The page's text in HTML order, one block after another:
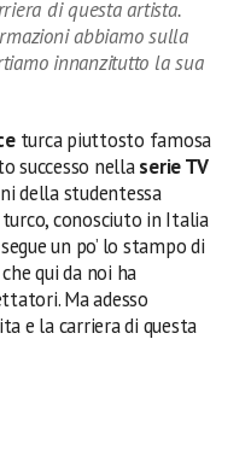
di questa artista.
abbiamo sulla
innanzitutto la sua
turca piuttosto famosa
successo nellaserie TV
della studentessa
turco, conosciuto in Italia
un po’ lo stampo di
che qui da noi ha
Ma adesso
e la carriera di questa